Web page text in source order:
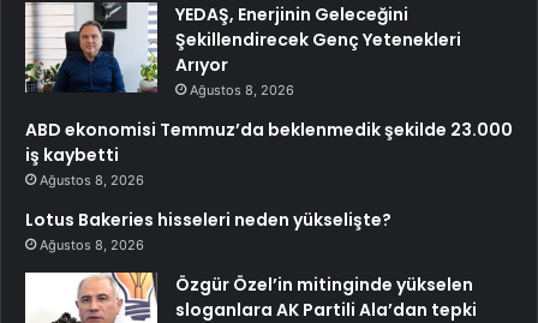
YEDAŞ, Enerjinin Geleceğini
Şekillendirecek Genç Yetenekleri
Arıyor
Ağustos 8, 2026
ABD ekonomisi Temmuz’da beklenmedik şekilde 23.000
iş kaybetti
Ağustos 8, 2026
Lotus Bakeries hisseleri neden yükselişte?
Ağustos 8, 2026
Özgür Özel’in mitinginde yükselen
sloganlara AK Partili Ala’dan tepki